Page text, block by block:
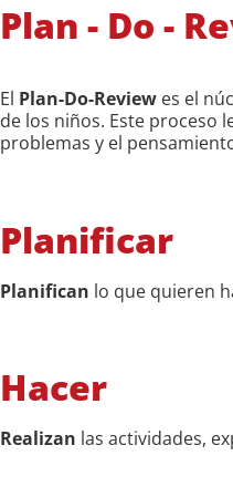
Plan - Do -
El Plan-Do-Review es el
de los niños. Este proceso
problemas y el
Planificar
Planifican lo que quieren
Hacer
Realizan las actividades,